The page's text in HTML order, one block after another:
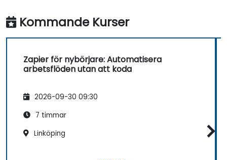
Kommande Kurser
Zapier för nybörjare: Automatisera
arbetsflöden utan att koda
2026-09-30 09:30
7 timmar
Linköping